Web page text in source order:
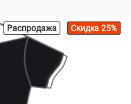
Распродажа Скидка 25%